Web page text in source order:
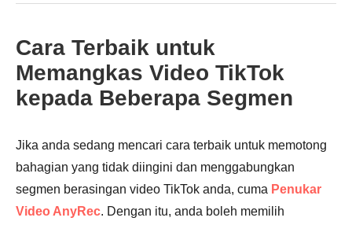
Cara Terbaik untuk
Memangkas Video TikTok
kepada Beberapa Segmen
Jika anda sedang mencari cara terbaik untuk memotong
bahagian yang tidak diingini dan menggabungkan
segmen berasingan video TikTok anda, cuma Penukar
Video AnyRec. Dengan itu, anda boleh memilih